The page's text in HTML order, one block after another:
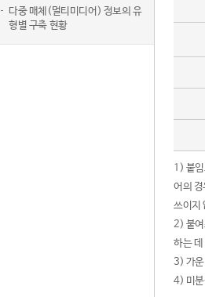
다중 매체(멀티미디어) 정보의 유
형별 구축 현황
1) 붙
어의
쓰이지
2) 붙여
하는
3) 가운
4) 미분